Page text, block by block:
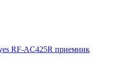
RF-AC425R приемник